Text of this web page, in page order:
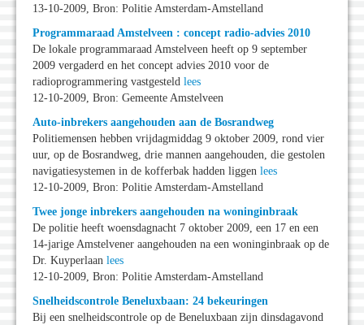
13-10-2009, Bron: Politie Amsterdam-Amstelland
Programmaraad Amstelveen : concept radio-advies 2010
De lokale programmaraad Amstelveen heeft op 9 september
2009 vergaderd en het concept advies 2010 voor de
radioprogrammering vastgesteld lees
12-10-2009, Bron: Gemeente Amstelveen
Auto-inbrekers aangehouden aan de Bosrandweg
Politiemensen hebben vrijdagmiddag 9 oktober 2009, rond vier
uur, op de Bosrandweg, drie mannen aangehouden, die gestolen
navigatiesystemen in de kofferbak hadden liggen lees
12-10-2009, Bron: Politie Amsterdam-Amstelland
Twee jonge inbrekers aangehouden na woninginbraak
De politie heeft woensdagnacht 7 oktober 2009, een 17 en een
14-jarige Amstelvener aangehouden na een woninginbraak op de
Dr. Kuyperlaan lees
12-10-2009, Bron: Politie Amsterdam-Amstelland
Snelheidscontrole Beneluxbaan: 24 bekeuringen
Bij een snelheidscontrole op de Beneluxbaan zijn dinsdagavond